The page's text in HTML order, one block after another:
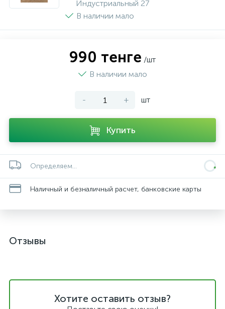
Индустриальный 27
В наличии мало
990 тенге /шт
В наличии мало
- + шт
Купить
Определяем...
Наличный и безналичный расчет, банковские карты
Отзывы
Хотите оставить отзыв?